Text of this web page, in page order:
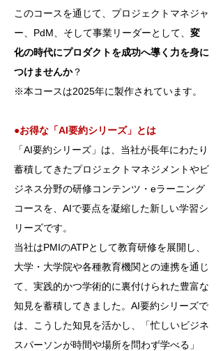
このコースを通じて、プロジェクトマネジャ
ー、PdM、そして事業リーダーとして、 変
化の時代にプロダクトを成功へ導く力を身に
つけませんか？
※本コースは2025年に製作されています。
●お得な「AI要約シリーズ」とは
「AI要約シリーズ」は、当社が長年にわたり
蓄積してきたプロジェクトマネジメントやビ
ジネス分野の研修コンテンツ・eラーニング
コースを、AIで要点を凝縮した新しい学習シ
リーズです。
当社はPMIのATPとして教育研修を展開し、
大学・大学院や各種教育機関との連携を通じ
て、実践的かつ学術的に裏付けられた豊富な
知見を蓄積してきました。AI要約シリーズで
は、こうした知見を活かし、「忙しいビジネ
スパーソンが時間や場所を問わず学べる」